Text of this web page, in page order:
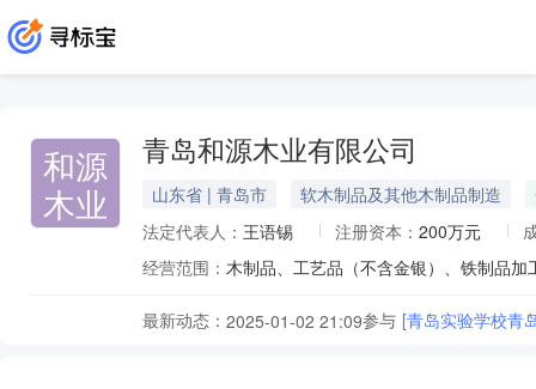
和源
木业
青岛和源木业有限公司
山东省 | 青岛市 软木制品及其他木制品制造
法定代表人： 王语锡 注册资本： 200万元
经营范围： 木制品、工艺品（不含金银）、铁制品
最新动态： 2025-01-02 21:09参与 [青岛实验学校青